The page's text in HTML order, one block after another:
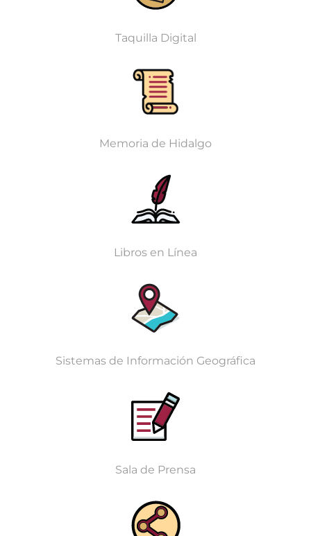
Taquilla Digital
Memoria de Hidalgo
Libros en Línea
Sistemas de Información Geográfica
Sala de Prensa